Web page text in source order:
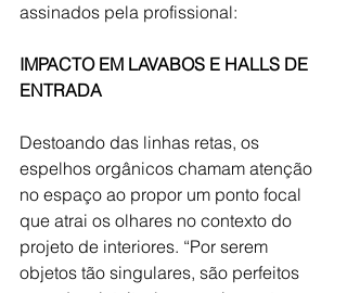
assinados pela profissional:
IMPACTO EM LAVABOS E HALLS DE
ENTRADA
Destoando das linhas retas, os
espelhos orgânicos chamam atenção
no espaço ao propor um ponto focal
que atrai os olhares no contexto do
projeto de interiores. “Por serem
objetos tão singulares, são perfeitos